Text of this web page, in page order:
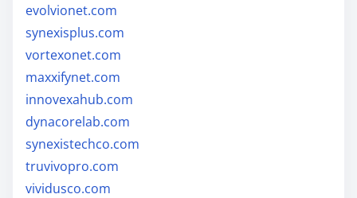
evolvionet.com
synexisplus.com
vortexonet.com
maxxifynet.com
innovexahub.com
dynacorelab.com
synexistechco.com
truvivopro.com
vividusco.com